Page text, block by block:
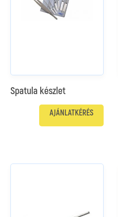
Spatula készlet
AJÁNLATKÉRÉS